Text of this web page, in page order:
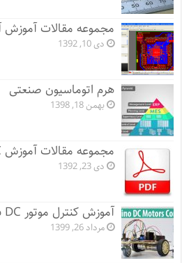
مجموعه مقالات آموزش
دی 10, 1392
هرم اتوماسیون صنعتی
بهمن 18, 1398
مجموعه مقالات آموزش PLC
دی 23, 1392
آموزش کنترل موتور DC با آردوینو
مرداد 26, 1399